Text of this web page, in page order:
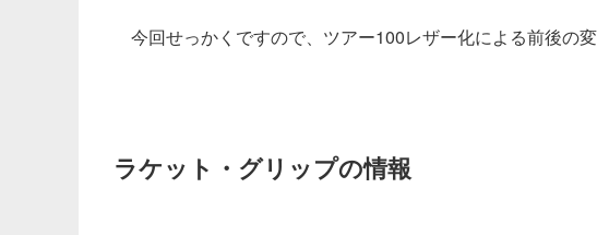
今回せっかくですので、ツアー100レザー化による前後の
ラケット・グリップの情報